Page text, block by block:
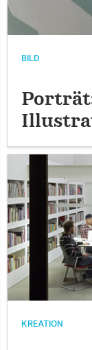
BILD
KREATION